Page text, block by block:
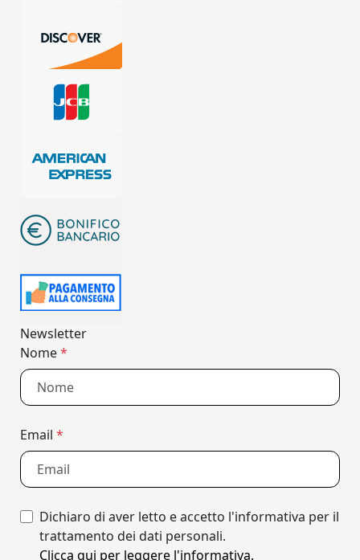
Newsletter
Nome*
Email *
Dichiaro di aver letto e accetto l'informativa per il
trattamento dei dati personali.
Clicca qui per leggere l'informativa.